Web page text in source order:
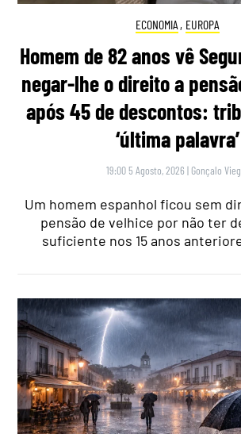
ECONOMIA , EUROPA
Homem de 82 anos vê
negar-lhe o direito a
após 45 de descontos:
‘última palavra’
19:00 5 Agosto, 2026 | Gonçalo
Um homem espanhol ficou sem
pensão de velhice por não ter
suficiente nos 15 anos